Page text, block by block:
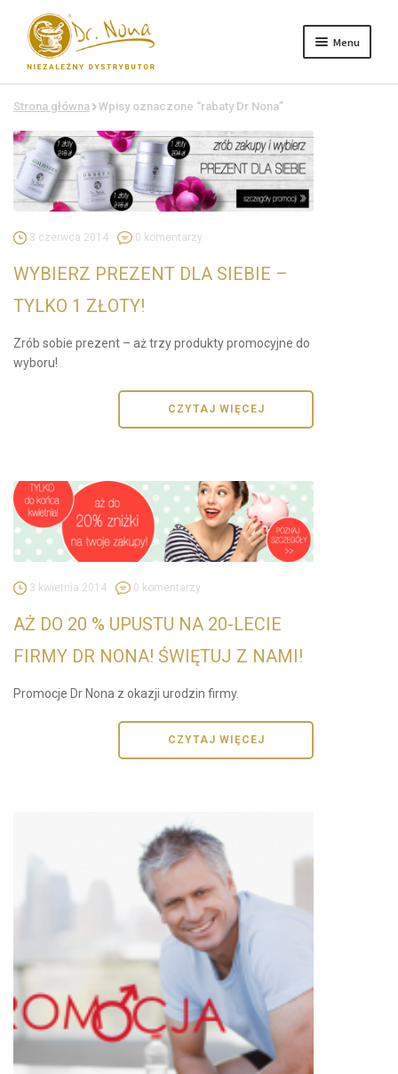
Przejdź
do
nawigacji
Przejdź
do
treści
Menu
Sklep
O firmie
Aktualności
Terapie naturalne
Kontakt
Strona główna Wpisy oznaczone “rabaty Dr Nona”
3 czerwca 2014 0 komentarzy
WYBIERZ PREZENT DLA SIEBIE –
TYLKO 1 ZŁOTY!
Zrób sobie prezent – aż trzy produkty promocyjne do
wyboru!
CZYTAJ WIĘCEJ
3 kwietnia 2014 0 komentarzy
AŻ DO 20 % UPUSTU NA 20-LECIE
FIRMY DR NONA! ŚWIĘTUJ Z NAMI!
Promocje Dr Nona z okazji urodzin firmy.
CZYTAJ WIĘCEJ